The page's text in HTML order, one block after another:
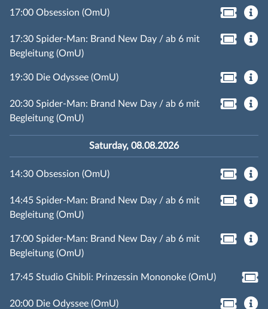
17:00 Obsession (OmU)
17:30 Spider-Man: Brand New Day / ab 6 mit
Begleitung (OmU)
19:30 Die Odyssee (OmU)
20:30 Spider-Man: Brand New Day / ab 6 mit
Begleitung (OmU)
Saturday, 08.08.2026
14:30 Obsession (OmU)
14:45 Spider-Man: Brand New Day / ab 6 mit
Begleitung (OmU)
17:00 Spider-Man: Brand New Day / ab 6 mit
Begleitung (OmU)
17:45 Studio Ghibli: Prinzessin Mononoke (OmU)
20:00 Die Odyssee (OmU)